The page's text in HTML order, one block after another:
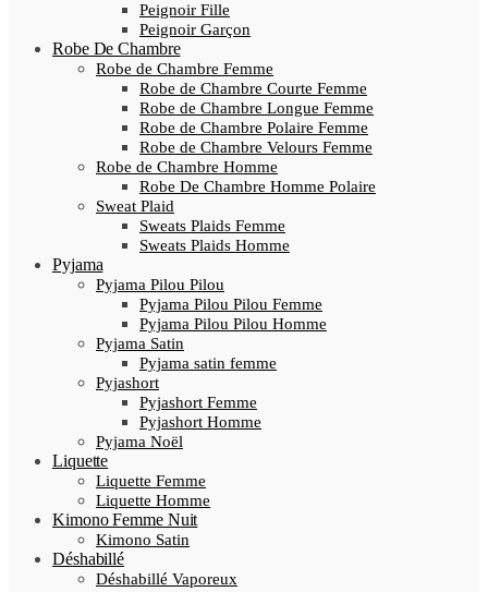
Peignoir Fille
Peignoir Garçon
Robe De Chambre
Robe de Chambre Femme
Robe de Chambre Courte Femme
Robe de Chambre Longue Femme
Robe de Chambre Polaire Femme
Robe de Chambre Velours Femme
Robe de Chambre Homme
Robe De Chambre Homme Polaire
Sweat Plaid
Sweats Plaids Femme
Sweats Plaids Homme
Pyjama
Pyjama Pilou Pilou
Pyjama Pilou Pilou Femme
Pyjama Pilou Pilou Homme
Pyjama Satin
Pyjama satin femme
Pyjashort
Pyjashort Femme
Pyjashort Homme
Pyjama Noël
Liquette
Liquette Femme
Liquette Homme
Kimono Femme Nuit
Kimono Satin
Déshabillé
Déshabillé Vaporeux